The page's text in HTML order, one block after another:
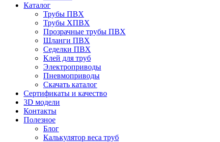
Каталог
Трубы ПВХ
Трубы ХПВХ
Прозрачные трубы ПВХ
Шланги ПВХ
Седелки ПВХ
Клей для труб
Электроприводы
Пневмоприводы
Скачать каталог
Сертификаты и качество
3D модели
Контакты
Полезное
Блог
Калькулятор веса труб